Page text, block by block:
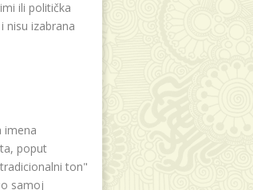
ili politička
nisu izabrana
imena
poput
ton"
samoj